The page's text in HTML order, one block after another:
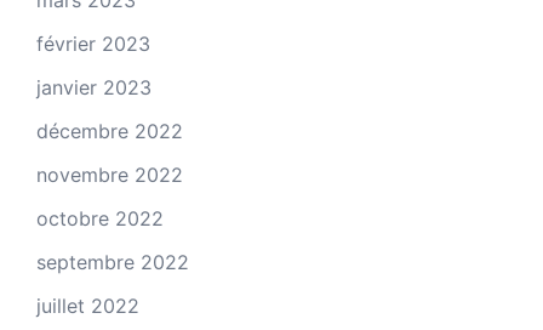
février 2023
janvier 2023
décembre 2022
novembre 2022
octobre 2022
septembre 2022
juillet 2022